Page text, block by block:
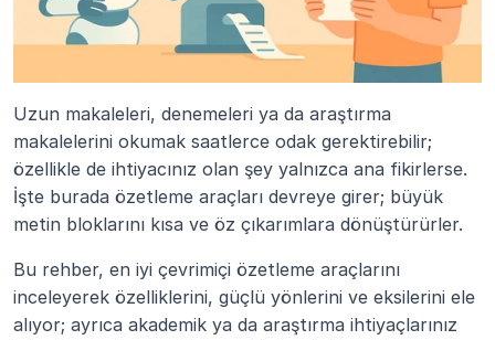
Uzun makaleleri, denemeleri ya da araştırma
makalelerini okumak saatlerce odak gerektirebilir;
özellikle de ihtiyacınız olan şey yalnızca ana fikirlerse.
İşte burada özetleme araçları devreye girer; büyük
metin bloklarını kısa ve öz çıkarımlara dönüştürürler.
Bu rehber, en iyi çevrimiçi özetleme araçlarını
inceleyerek özelliklerini, güçlü yönlerini ve eksilerini ele
alıyor; ayrıca akademik ya da araştırma ihtiyaçlarınız